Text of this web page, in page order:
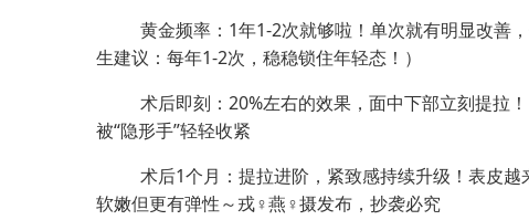
黄金频率：1年1-2次就够啦！单次就有明显改善
生建议：每年1-2次，稳稳锁住年轻态！）
术后即刻： 20%左右的效果， 面中下部立刻提拉
被“隐形手”轻轻收紧
术后1个月：提拉进阶，紧致感持续升级！表皮
软嫩但更有弹性～戎♀燕♀摄发布，抄袭必究